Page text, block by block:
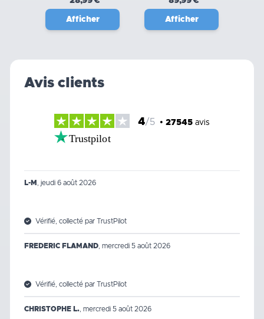
Afficher Afficher
Avis clients
4/5 • 27545 avis
Trustpilot
L-M jeudi 6 août 2026
Vérifié, collecté par TrustPilot
FREDERIC FLAMAND mercredi 5 août 2026
Vérifié, collecté par TrustPilot
CHRISTOPHE L. mercredi 5 août 2026